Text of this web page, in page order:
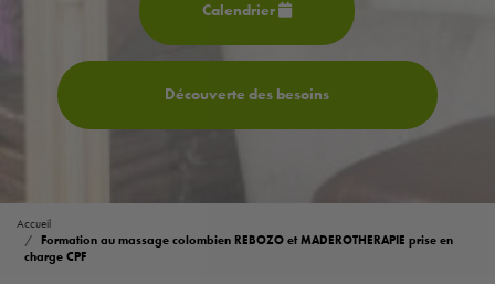
Calendrier
Découverte des besoins
Accueil
Formation au massage colombien REBOZO et MADEROTHERAPIE prise en
charge CPF